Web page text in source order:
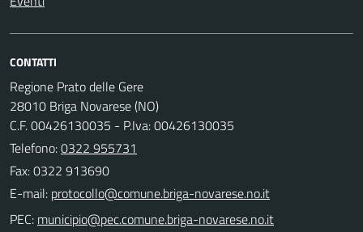
CONTATTI
Regione Prato delle Gere
28010 Briga Novarese (NO)
C.F. 00426130035 - P.Iva: 00426130035
Telefono:0322 955731
Fax: 0322 913690
E-mail:
PEC: